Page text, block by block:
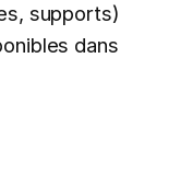
supports)
dans